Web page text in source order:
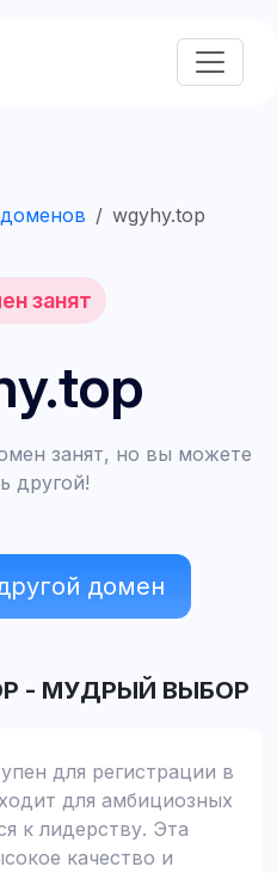
wgyhy.top
занят
занят, но вы можете
другой!
домен
- МУДРЫЙ ВЫБОР
для регистрации в
для амбициозных
к лидерству. Эта
качество и